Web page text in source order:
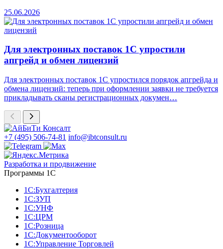
25.06.2026
Для электронных поставок 1С упростили
апгрейд и обмен лицензий
Для электронных поставок 1С упростился порядок апгрейда и
обмена лицензий: теперь при оформлении заявки не требуется
прикладывать сканы регистрационных докумен…
+7 (495) 506-74-81 info@ibtconsult.ru
Разработка и продвижение
Программы 1С
1С:Бухгалтерия
1С:ЗУП
1С:УНФ
1С:ЦРМ
1С:Розница
1С:Документооборот
1С:Управление Торговлей